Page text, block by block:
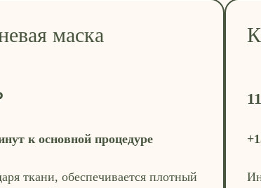
маска
к основной процедуре
ткани, обеспечивается плотный